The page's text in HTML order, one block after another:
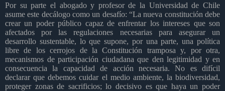
Por su parte el abogado y profesor de la Universidad de Chile
asume este decálogo como un desafío: “La nueva constitución debe
crear un poder público capaz de enfrentar los intereses que son
afectados por las regulaciones necesarias para asegurar un
desarrollo sustentable, lo que supone, por una parte, una política
libre de los cerrojos de la Constitución tramposa y, por otra,
mecanismos de participación ciudadana que den legitimidad y en
consecuencia la capacidad de acción necesaria. No es difícil
declarar que debemos cuidar el medio ambiente, la biodiversidad,
proteger zonas de sacrificios; lo decisivo es que haya un poder